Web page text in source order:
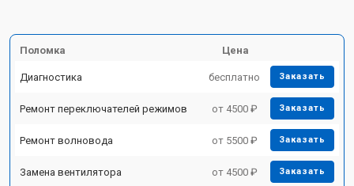
Поломка Цена
Диагностика бесплатно Заказать
Ремонт переключателей режимов от 4500 ₽ Заказать
Ремонт волновода от 5500 ₽ Заказать
Замена вентилятора от 4500 ₽ Заказать